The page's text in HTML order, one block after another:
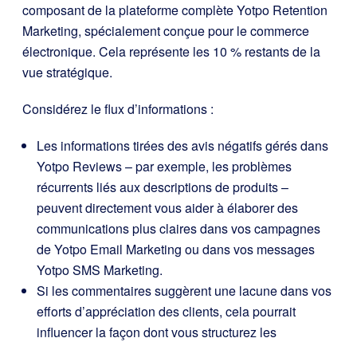
composant de laplateforme complète Yotpo Retention
Marketing, spécialement conçue pour le commerce
électronique. Cela représente les 10 % restants de la
vue stratégique.
Considérez le flux d’informations :
Les informations tirées des avis négatifs gérés dans
Yotpo Reviews – par exemple, les problèmes
récurrents liés aux descriptions de produits –
peuvent directement vous aider à élaborer des
communications plus claires dans vos campagnes
de Yotpo Email Marketing ou dans vos messages
Yotpo SMS Marketing.
Si les commentaires suggèrent une lacune dans vos
efforts d’appréciation des clients, cela pourrait
influencer la façon dont vous structurez les